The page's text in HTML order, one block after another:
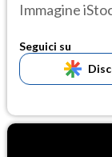
Immagine
Seguici su